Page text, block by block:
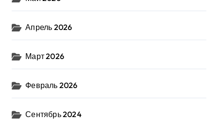
Апрель 2026
Март 2026
Февраль 2026
Сентябрь 2024